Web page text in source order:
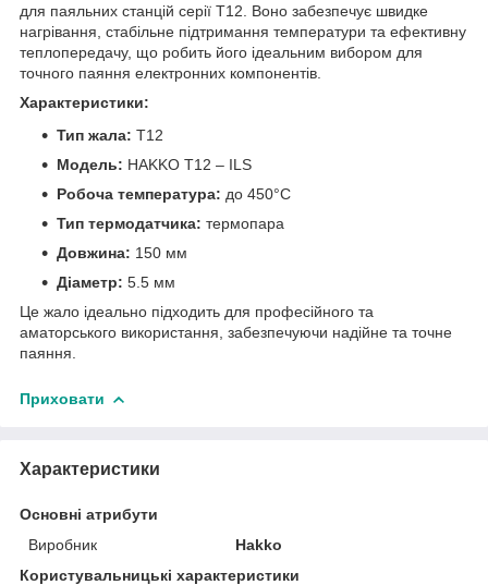
для паяльних станцій серії T12. Воно забезпечує швидке
нагрівання, стабільне підтримання температури та ефективну
теплопередачу, що робить його ідеальним вибором для
точного паяння електронних компонентів.
Характеристики:
Тип жала: T12
Модель: HAKKO T12 – ILS
Робоча температура: до 450°C
Тип термодатчика: термопара
Довжина: 150 мм
Діаметр: 5.5 мм
Це жало ідеально підходить для професійного та
аматорського використання, забезпечуючи надійне та точне
паяння.
Приховати
Характеристики
Основні атрибути
Виробник
Hakko
Користувальницькі характеристики